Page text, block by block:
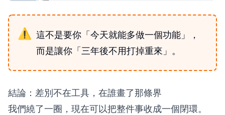
這不是要你「今天就能多做一個功能」，
而是讓你「三年後不用打掉重來」。
結論：差別不在工具，在誰畫了那條界
我們繞了一圈，現在可以把整件事收成一個閉環。